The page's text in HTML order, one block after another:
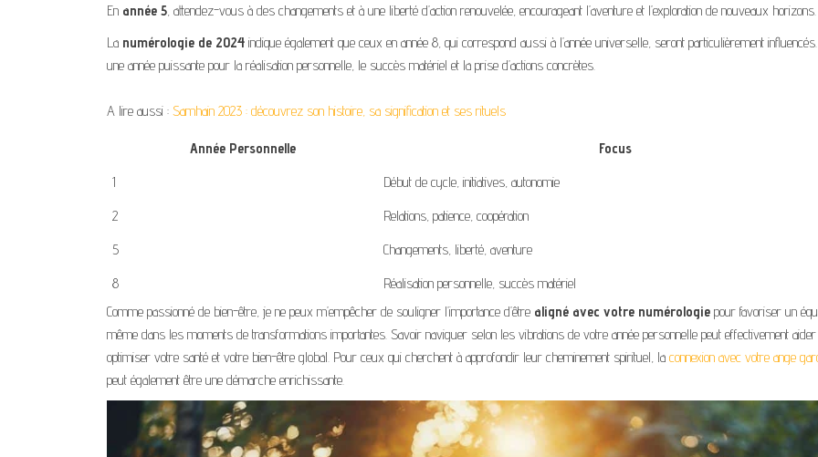
En année 5 , attendez-vous à des changements et à une liberté d’action renouvelée, encourageant l’aventure et l’exploration de nouveaux horizons.
La numérologie de 2024 indique également que ceux en année 8, qui correspond aussi à l’année universelle, seront particulièrement influencés.
une année puissante pour la réalisation personnelle, le succès matériel et la prise d’actions concrètes.
A lire aussi : Samhain 2023 : découvrez son histoire, sa signification et ses rituels
Année Personnelle
Focus
1
Début de cycle, initiatives, autonomie
2
Relations, patience, coopération
5
Changements, liberté, aventure
8
Réalisation personnelle, succès matériel
Comme passionné de bien-être, je ne peux m’empêcher de souligner l’importance d’être aligné avec votre numérologie pour favoriser un
même dans les moments de transformations importantes. Savoir naviguer selon les vibrations de votre année personnelle peut effectivement
optimiser votre santé et votre bien-être global. Pour ceux qui cherchent à approfondir leur cheminement spirituel, la connexion avec votre ange
peut également être une démarche enrichissante.